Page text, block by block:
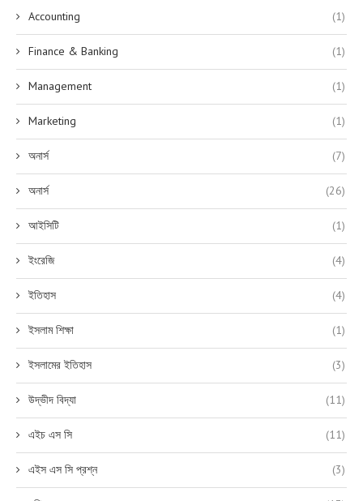
Accounting (1)
Finance & Banking (1)
Management (1)
Marketing (1)
অনার্স (7)
অনার্স (26)
আইসিটি (1)
ইংরেজি (4)
ইতিহাস (4)
ইসলাম শিক্ষা (1)
ইসলামের ইতিহাস (3)
উদ্ভীদ বিদ্যা (11)
এইচ এস সি (11)
এইস এস সি প্রশ্ন (3)